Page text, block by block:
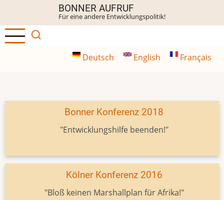
Inhalt
BONNER AUFRUF
Für eine andere Entwicklungspolitik!
Deutsch English Français
Bonner Konferenz 2018
"Entwicklungshilfe beenden!"
Kölner Konferenz 2016
"Bloß keinen Marshallplan für Afrika!"